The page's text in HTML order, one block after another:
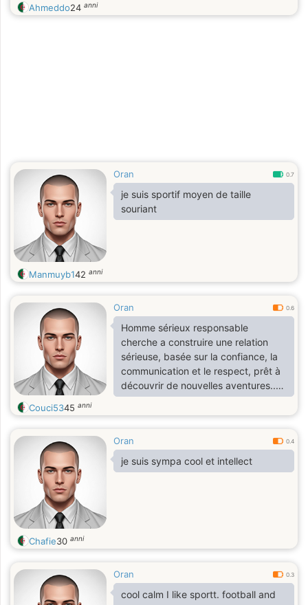
Ahmeddo24 anni
Oran 0.7
je suis sportif moyen de taille
souriant
Manmuyb142 anni
Oran 0.6
Homme sérieux responsable
cherche a construire une relation
sérieuse, basée sur la confiance, la
communication et le respect, prêt à
découvrir de nouvelles aventures..
J’aime les moments simples autant
que les aventures spontanées. Je
je crois que la vie est faite pour être
savourée.
Couci5345 anni
Oran 0.4
je suis sympa cool et intellect
Chafie30 anni
Oran 0.3
cool calm I like sportt. football and